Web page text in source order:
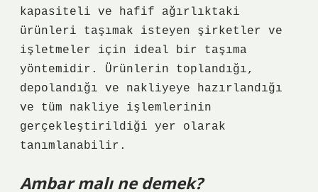
kapasiteli ve hafif ağırlıktaki
ürünleri taşımak isteyen şirketler ve
işletmeler için ideal bir taşıma
yöntemidir. Ürünlerin toplandığı,
depolandığı ve nakliyeye hazırlandığı
ve tüm nakliye işlemlerinin
gerçekleştirildiği yer olarak
tanımlanabilir.
Ambar malı ne demek?